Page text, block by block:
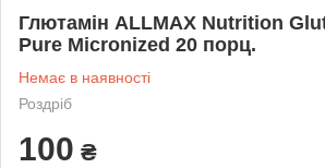
Глютамін ALLMAX Nutrition
Pure Micronized 20 порц.
Немає в наявності
Роздріб
100 ₴